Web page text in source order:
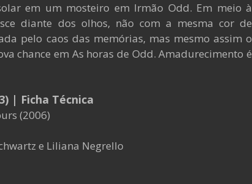
em um mosteiro em Irmão Odd. Em meio à
diante dos olhos, não com a mesma cor de
pelo caos das memórias, mas mesmo assim o
chance em As horas de Odd. Amadurecimento é
| Ficha Técnica
(2006)
e Liliana Negrello